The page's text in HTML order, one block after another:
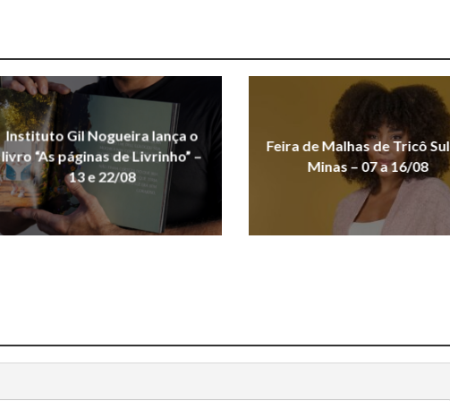
Instituto Gil Nogueira lança o
livro “As páginas de Livrinho” –
13 e 22/08
Feira de Malhas de Tricô
Minas – 07 a 16/08